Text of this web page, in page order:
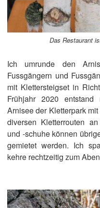
Das Restaurant
Ich umrunde den
Fussgängern und
mit Klettersteigset in
Frühjahr 2020
Arnisee der Kletterpark
diversen Kletterrouten
und -schuhe können
gemietet werden. Ich
kehre rechtzeitig zum